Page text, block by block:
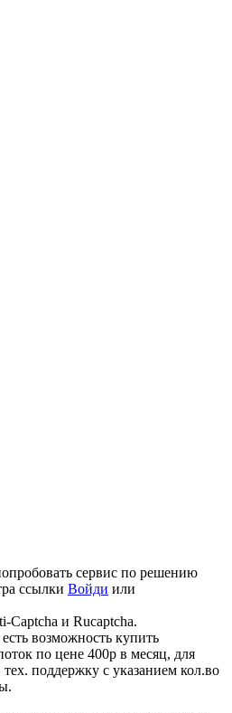
сервис по решению
ссылки Войди или
и Rucaptcha.
возможность купить
по цене 400р в месяц, для
тех. поддержку с указанием кол.во